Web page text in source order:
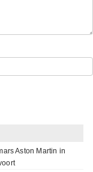
Aston Martin in